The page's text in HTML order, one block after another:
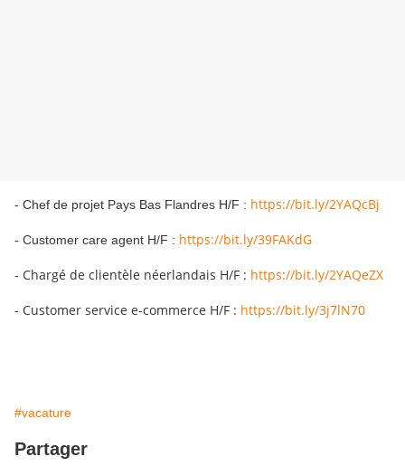
- Chef de projet Pays Bas Flandres H/F : https://bit.ly/2YAQcBj
- Customer care agent H/F : https://bit.ly/39FAKdG
- Chargé de clientèle néerlandais H/F : https://bit.ly/2YAQeZX
- Customer service e-commerce H/F : https://bit.ly/3j7lN70
#vacature
Partager